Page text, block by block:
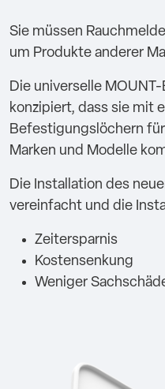
Sie müssen
um Produkte anderer
Die universelle
konzipiert, dass sie mit
Befestigungslöchern
Marken und Modelle
Die Installation des
vereinfacht und die
Zeitersparnis
Kostensenkung
Weniger